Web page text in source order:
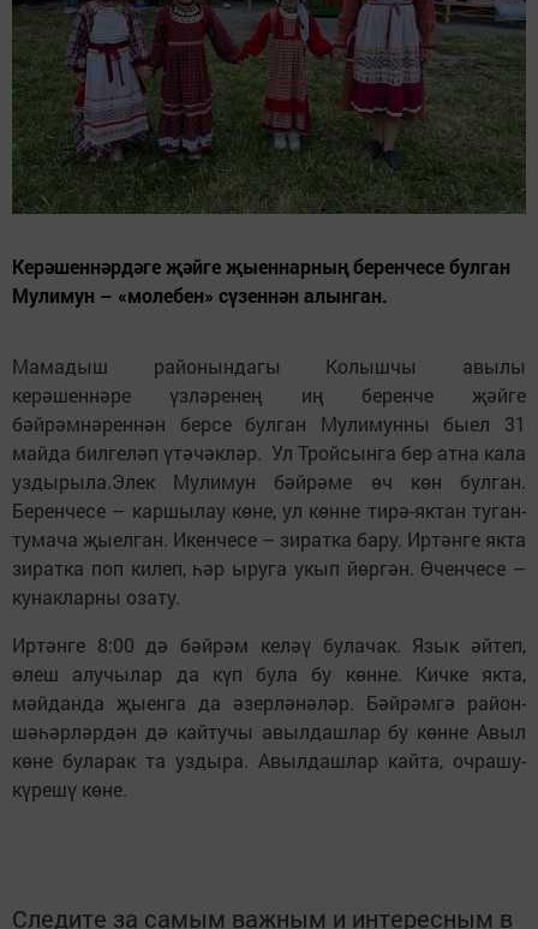
Керәшеннәрдәге җәйге җыеннарның беренчесе булган
Мулимун – «молебен» сүзеннән алынган.
Мамадыш районындагы Колышчы авылы
керәшеннәре үзләренең иң беренче җәйге
бәйрәмнәреннән берсе булган Мулимунны быел 31
майда билгеләп үтәчәкләр. Ул Тройсынга бер атна кала
уздырыла.Элек Мулимун бәйрәме өч көн булган.
Беренчесе – каршылау көне, ул көнне тирә-яктан туган-
тумача җыелган. Икенчесе – зиратка бару. Иртәнге якта
зиратка поп килеп, һәр ыруга укып йөргән. Өченчесе –
кунакларны озату.
Иртәнге 8:00 дә бәйрәм келәү булачак. Язык әйтеп,
өлеш алучылар да күп була бу көнне. Кичке якта,
мәйданда җыенга да әзерләнәләр. Бәйрәмгә район-
шәһәрләрдән дә кайтучы авылдашлар бу көнне Авыл
көне буларак та уздыра. Авылдашлар кайта, очрашу-
күрешү көне.
Следите за самым важным и интересным в